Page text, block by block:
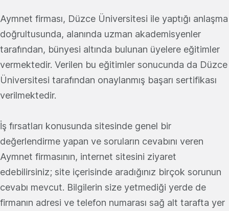
Aymnet firması, Düzce Üniversitesi ile yaptığı anlaşma
doğrultusunda, alanında uzman akademisyenler
tarafından, bünyesi altında bulunan üyelere eğitimler
vermektedir. Verilen bu eğitimler sonucunda da Düzce
Üniversitesi tarafından onaylanmış başarı sertifikası
verilmektedir.
İş fırsatları konusunda sitesinde genel bir
değerlendirme yapan ve soruların cevabını veren
Aymnet firmasının, internet sitesini ziyaret
edebilirsiniz; site içerisinde aradığınız birçok sorunun
cevabı mevcut. Bilgilerin size yetmediği yerde de
firmanın adresi ve telefon numarası sağ alt tarafta yer